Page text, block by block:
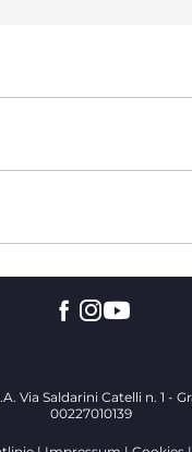
Via Saldarini Catelli n. 1 -
00227010139